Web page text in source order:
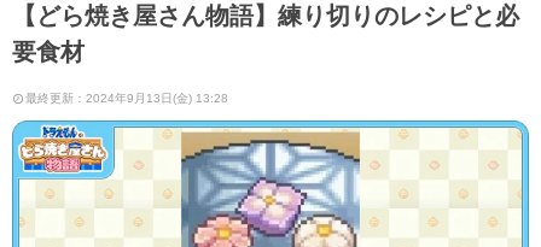
【どら焼き屋さん物語】練り切りのレシピと必
要食材
最終更新：2024年9月13日(金) 13:28